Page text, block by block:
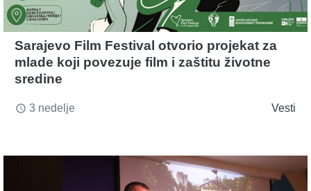
Sarajevo Film Festival otvorio projekat za
mlade koji povezuje film i zaštitu životne
sredine
access_time 3 nedelje Vesti